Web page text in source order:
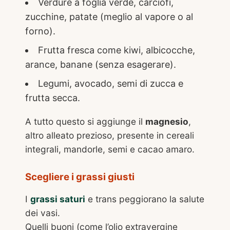
Verdure a foglia verde, carciofi,
zucchine, patate (meglio al vapore o al
forno).
Frutta fresca come kiwi, albicocche,
arance, banane (senza esagerare).
Legumi, avocado, semi di zucca e
frutta secca.
A tutto questo si aggiunge il magnesio,
altro alleato prezioso, presente in cereali
integrali, mandorle, semi e cacao amaro.
Scegliere i grassi giusti
I grassi saturi e trans peggiorano la salute
dei vasi.
Quelli buoni (come l’olio extravergine